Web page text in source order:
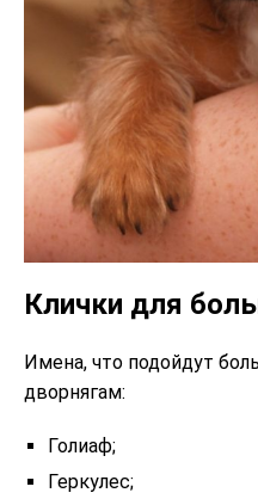
Клички для
Имена, что подойдут
дворнягам:
Голиаф;
Геркулес;